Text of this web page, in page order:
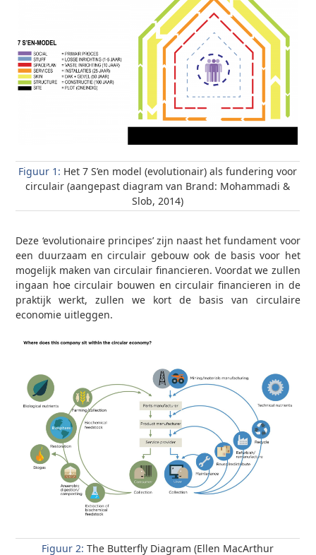
Figuur 1: Het 7 S’en model (evolutionair) als fundering voor
circulair (aangepast diagram van Brand: Mohammadi &
Slob, 2014)
Deze ‘evolutionaire principes’ zijn naast het fundament voor
een duurzaam en circulair gebouw ook de basis voor het
mogelijk maken van circulair financieren. Voordat we zullen
ingaan hoe circulair bouwen en circulair financieren in de
praktijk werkt, zullen we kort de basis van circulaire
economie uitleggen.
Figuur 2: The Butterfly Diagram (Ellen MacArthur